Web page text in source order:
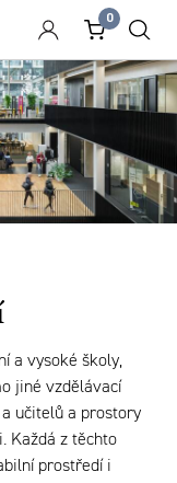
0
a vysoké školy,
jiné vzdělávací
učitelů a prostory
Každá z těchto
prostředí i